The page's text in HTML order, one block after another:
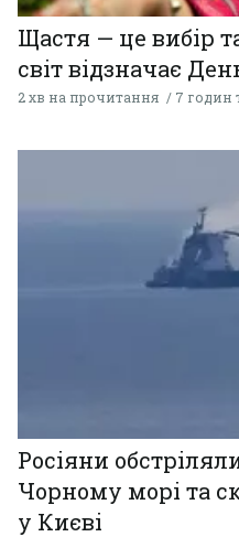
Щастя — це вибір
світ відзначає
2 хв на прочитання 7 годин
Росіяни
Чорному морі та
у Києві